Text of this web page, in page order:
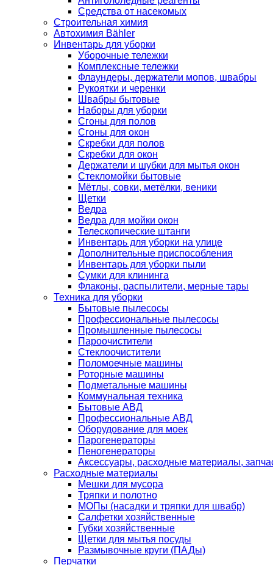
Средства от насекомых
Строительная химия
Автохимия Bähler
Инвентарь для уборки
Уборочные тележки
Комплексные тележки
Флаундеры, держатели мопов, швабры
Рукоятки и черенки
Швабры бытовые
Наборы для уборки
Сгоны для полов
Сгоны для окон
Скребки для полов
Скребки для окон
Держатели и шубки для мытья окон
Стекломойки бытовые
Мётлы, совки, метёлки, веники
Щетки
Ведра
Ведра для мойки окон
Телескопические штанги
Инвентарь для уборки на улице
Дополнительные приспособления
Инвентарь для уборки пыли
Сумки для клининга
Флаконы, распылители, мерные тары
Техника для уборки
Бытовые пылесосы
Профессиональные пылесосы
Промышленные пылесосы
Пароочистители
Стеклоочистители
Поломоечные машины
Роторные машины
Подметальные машины
Коммунальная техника
Бытовые АВД
Профессиональные АВД
Оборудование для моек
Парогенераторы
Пеногенераторы
Аксессуары, расходные материалы,
Расходные материалы
Мешки для мусора
Тряпки и полотно
МОПы (насадки и тряпки для швабр)
Салфетки хозяйственные
Губки хозяйственные
Щетки для мытья посуды
Размывочные круги (ПАДы)
Перчатки